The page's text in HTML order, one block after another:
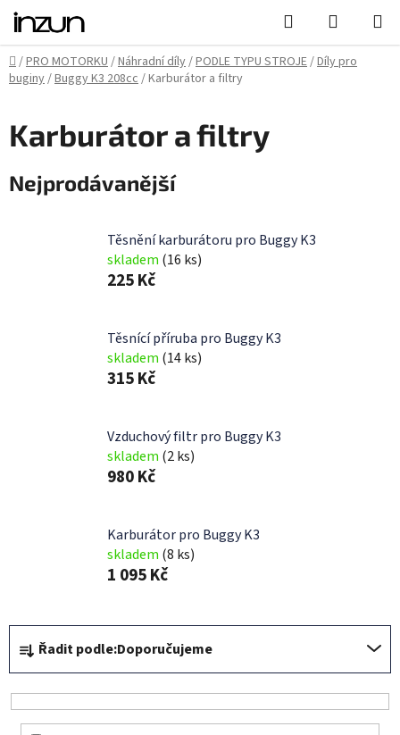
Přejít
obsah
Hledat
KOŠÍK
Domů
/PRO MOTORKU/Náhradní díly/PODLE TYPU STROJE/Díly pro
buginy/Buggy K3 208cc/Karburátor a filtry
Karburátor a filtry
Nejprodávanější
Těsnění karburátoru pro Buggy K3
skladem (16 ks)
225 Kč
Těsnící příruba pro Buggy K3
skladem (14 ks)
315 Kč
Vzduchový filtr pro Buggy K3
skladem (2 ks)
980 Kč
Karburátor pro Buggy K3
skladem (8 ks)
1 095 Kč
Ř
a
z
e
Řadit podle:Doporučujeme